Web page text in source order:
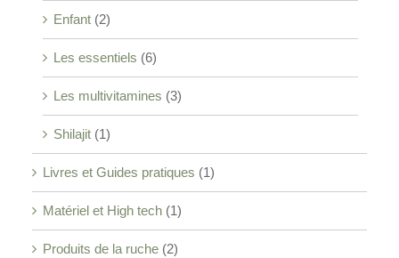
Enfant (2)
Les essentiels (6)
Les multivitamines (3)
Shilajit (1)
Livres et Guides pratiques (1)
Matériel et High tech (1)
Produits de la ruche (2)